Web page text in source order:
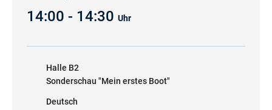
14:00 - 14:30 Uhr
Halle B2
Sonderschau "Mein erstes Boot"
Deutsch